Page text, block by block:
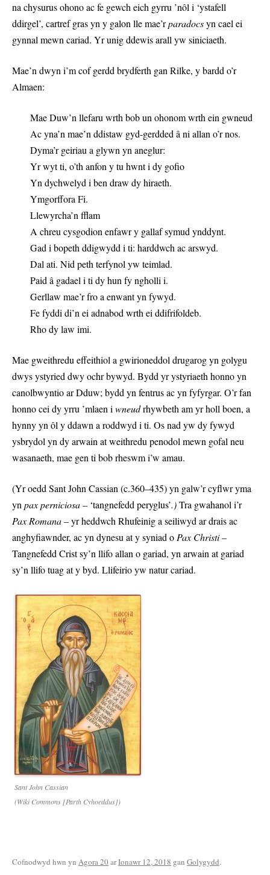
na chysurus ohono ac fe gewch eich gyrru ’nôl i ‘ystafell
ddirgel’, cartref gras yn y galon lle mae’rparadocsyn cael ei
gynnal mewn cariad. Yr unig ddewis arall yw siniciaeth.
Mae’n dwyn i’m cof gerdd brydferth gan Rilke, y bardd o’r
Almaen:
Mae Duw’n llefaru wrth bob un ohonom wrth ein gwneud
Ac yna’n mae’n ddistaw gyd-gerdded â ni allan o’r nos.
Dyma’r geiriau a glywn yn aneglur:
Yr wyt ti, o’th anfon y tu hwnt i dy gofio
Yn dychwelyd i ben draw dy hiraeth.
Ymgorffora Fi.
Llewyrcha’n fflam
A chreu cysgodion enfawr y gallaf symud ynddynt.
Gad i bopeth ddigwydd i ti: harddwch ac arswyd.
Dal ati. Nid peth terfynol yw teimlad.
Paid â gadael i ti dy hun fy ngholli i.
Gerllaw mae’r fro a enwant yn fywyd.
Fe fyddi di’n ei adnabod wrth ei ddifrifoldeb.
Rho dy law imi.
Mae gweithredu effeithiol a gwirioneddol drugarog yn golygu
dwys ystyried dwy ochr bywyd. Bydd yr ystyriaeth honno yn
canolbwyntio ar Dduw; bydd yn fentrus ac yn fyfyrgar. O’r fan
honno cei dy yrru ’mlaen i wneudrhywbeth am yr holl boen, a
hynny yn ôl y ddawn a roddwyd i ti. Os nad yw dy fywyd
ysbrydol yn dy arwain at weithredu penodol mewn gofal neu
wasanaeth, mae gen ti bob rheswm i’w amau.
(Yr oedd Sant John Cassian (c.360–435) yn galw’r cyflwr yma
yn pax perniciosa – ‘tangnefedd peryglus’.)Tra gwahanol i’r
Pax Romana– yr heddwch Rhufeinig a seiliwyd ar drais ac
anghyfiawnder, ac yn dynesu at y syniad o Pax Christi–
Tangnefedd Crist sy’n llifo allan o gariad, yn arwain at gariad
sy’n llifo tuag at y byd. Llifeirio yw natur cariad.
Sant John Cassian
(Wiki Commons [Parth Cyhoeddus])
Cofnodwyd hwn yn Agora 20 arIonawr 12, 2018 gan Golygydd.